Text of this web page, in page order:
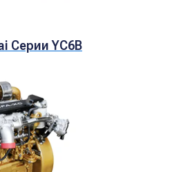
Серии YC6B